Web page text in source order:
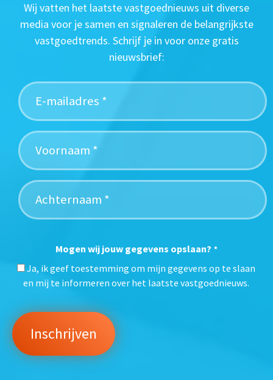
Wij vatten het laatste vastgoednieuws uit diverse
media voor je samen en signaleren de belangrijkste
vastgoedtrends. Schrijf je in voor onze gratis
nieuwsbrief:
Mogen wij jouw gegevens opslaan? *
Ja, ik geef toestemming om mijn gegevens op te slaan
en mij te informeren over het laatste vastgoednieuws.